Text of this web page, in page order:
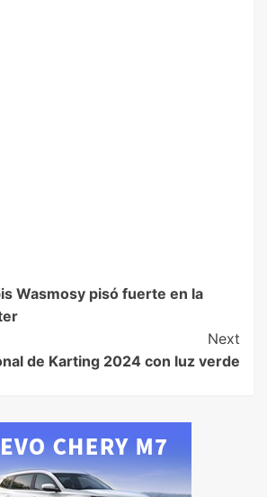
Wasmosy pisó fuerte en la
Next
de Karting 2024 con luz verde